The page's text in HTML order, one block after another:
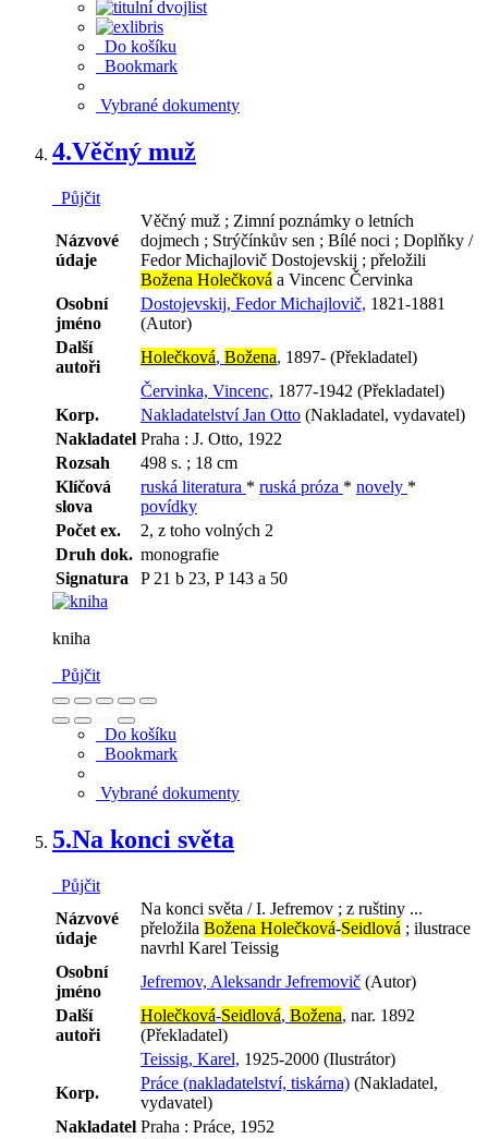
Do košíku
Bookmark
Vybrané dokumenty
4.Věčný muž
Půjčit
Názvové
údaje
Věčný muž ; Zimní poznámky o letních
dojmech ; Strýčínkův sen ; Bílé noci ; Doplňky /
Fedor Michajlovič Dostojevskij ; přeložili
Božena Holečková a Vincenc Červinka
Osobní
jméno
Dostojevskij, Fedor Michajlovič, 1821-1881
(Autor)
Další
autoři
Holečková, Božena, 1897- (Překladatel)
Červinka, Vincenc, 1877-1942 (Překladatel)
Korp.
Nakladatelství Jan Otto (Nakladatel, vydavatel)
Nakladatel Praha : J. Otto, 1922
Rozsah
498 s. ; 18 cm
Klíčová
slova
ruská literatura * ruská próza * novely *
povídky
Počet ex.
2, z toho volných 2
Druh dok. monografie
Signatura
P 21 b 23, P 143 a 50
kniha
Půjčit
Do košíku
Bookmark
Vybrané dokumenty
5.Na konci světa
Půjčit
Názvové
údaje
Na konci světa / I. Jefremov ; z ruštiny ...
přeložila Božena Holečková-Seidlová ; ilustrace
navrhl Karel Teissig
Osobní
jméno
Jefremov, Aleksandr Jefremovič (Autor)
Další
autoři
Holečková-Seidlová, Božena, nar. 1892
(Překladatel)
Teissig, Karel, 1925-2000 (Ilustrátor)
Korp.
Práce (nakladatelství, tiskárna) (Nakladatel,
vydavatel)
Nakladatel Praha : Práce, 1952